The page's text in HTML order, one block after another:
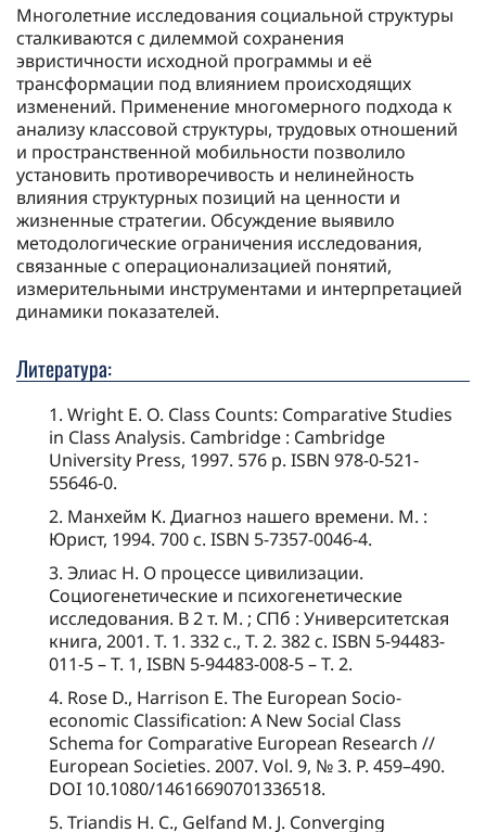
Многолетние исследования социальной структуры
сталкиваются с дилеммой сохранения
эвристичности исходной программы и её
трансформации под влиянием происходящих
изменений. Применение многомерного подхода к
анализу классовой структуры, трудовых отношений
и пространственной мобильности позволило
установить противоречивость и нелинейность
влияния структурных позиций на ценности и
жизненные стратегии. Обсуждение выявило
методологические ограничения исследования,
связанные с операционализацией понятий,
измерительными инструментами и интерпретацией
динамики показателей.
Литература:
1. Wright E. O. Class Counts: Comparative Studies
in Class Analysis. Cambridge : Cambridge
University Press, 1997. 576 p. ISBN 978-0-521-
55646-0.
2. Манхейм К. Диагноз нашего времени. М. :
Юрист, 1994. 700 с. ISBN 5-7357-0046-4.
3. Элиас Н. О процессе цивилизации.
Социогенетические и психогенетические
исследования. В 2 т. М. ; СПб : Университетская
книга, 2001. Т. 1. 332 с., Т. 2. 382 с. ISBN 5-94483-
011-5 – Т. 1, ISBN 5-94483-008-5 – Т. 2.
4. Rose D., Harrison E. The European Socio-
economic Classification: A New Social Class
Schema for Comparative European Research //
European Societies. 2007. Vol. 9, № 3. P. 459–490.
DOI 10.1080/14616690701336518.
5. Triandis H. C., Gelfand M. J. Converging